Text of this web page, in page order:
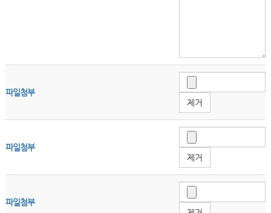
파일첨부
제거
파일첨부
제거
파일첨부